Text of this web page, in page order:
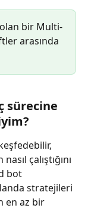
bir Multi-
arasında
sürecine
çalıştığını
bot
stratejileri
en az bir